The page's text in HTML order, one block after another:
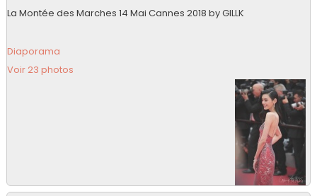
La Montée des Marches 14 Mai Cannes 2018 by GILLK
Diaporama
Voir 23 photos